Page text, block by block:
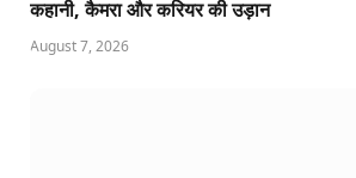
कहानी, कैमरा और करियर की उड़ान
August 7, 2026